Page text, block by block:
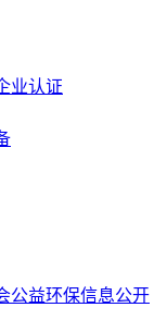
业认证
公益环保信息公开